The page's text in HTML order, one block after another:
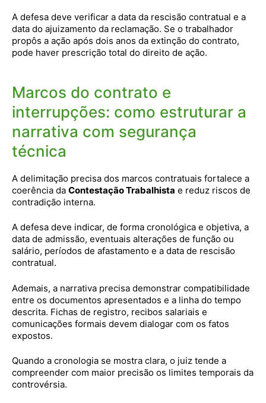
A defesa deve verificar a data da rescisão contratual e a
data do ajuizamento da reclamação. Se o trabalhador
propôs a ação após dois anos da extinção do contrato,
pode haver prescrição total do direito de ação.
Marcos do contrato e
interrupções: como estruturar a
narrativa com segurança
técnica
A delimitação precisa dos marcos contratuais fortalece a
coerência da Contestação Trabalhista e reduz riscos de
contradição interna.
A defesa deve indicar, de forma cronológica e objetiva, a
data de admissão, eventuais alterações de função ou
salário, períodos de afastamento e a data de rescisão
contratual.
Ademais, a narrativa precisa demonstrar compatibilidade
entre os documentos apresentados e a linha do tempo
descrita. Fichas de registro, recibos salariais e
comunicações formais devem dialogar com os fatos
expostos.
Quando a cronologia se mostra clara, o juiz tende a
compreender com maior precisão os limites temporais da
controvérsia.